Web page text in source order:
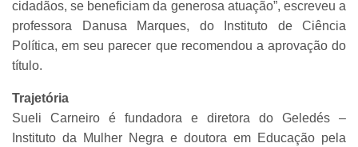
cidadãos, se beneficiam da generosa atuação”, escreveu a
professora Danusa Marques, do Instituto de Ciência
Política, em seu parecer que recomendou a aprovação do
título.
Trajetória
Sueli Carneiro é fundadora e diretora do Geledés –
Instituto da Mulher Negra e doutora em Educação pela